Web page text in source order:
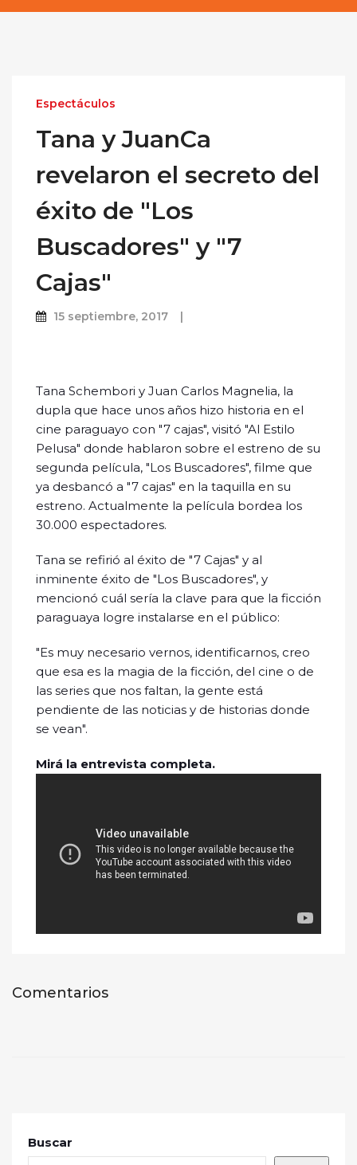
Espectáculos
Tana y JuanCa
revelaron el secreto del
éxito de "Los
Buscadores" y "7
Cajas"
15 septiembre, 2017
Tana Schembori y Juan Carlos Magnelia, la
dupla que hace unos años hizo historia en el
cine paraguayo con "7 cajas", visitó "Al Estilo
Pelusa" donde hablaron sobre el estreno de su
segunda película, "Los Buscadores", filme que
ya desbancó a "7 cajas" en la taquilla en su
estreno. Actualmente la película bordea los
30.000 espectadores.
Tana se refirió al éxito de "7 Cajas" y al
inminente éxito de "Los Buscadores", y
mencionó cuál sería la clave para que la ficción
paraguaya logre instalarse en el público:
"Es muy necesario vernos, identificarnos, creo
que esa es la magia de la ficción, del cine o de
las series que nos faltan, la gente está
pendiente de las noticias y de historias donde
se vean".
Mirá la entrevista completa.
Comentarios
Buscar